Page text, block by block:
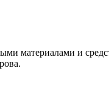
материалами и